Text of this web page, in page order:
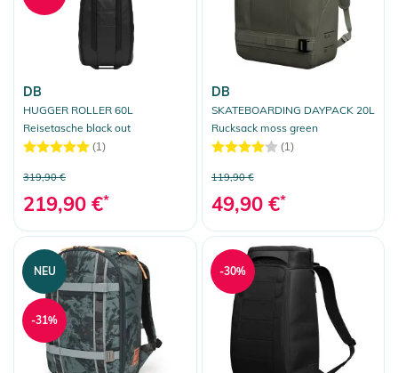
DB
HUGGER ROLLER 60L
Reisetasche black out
(1)
319,90 €
219,90 €*
DB
SKATEBOARDING DAYPACK 20L
Rucksack moss green
(1)
119,90 €
49,90 €*
NEU
-31%
-30%